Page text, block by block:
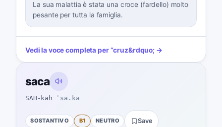
La sua malattia è stata una croce (fardello) molto
pesante per tutta la famiglia.
Vedi la voce completa per“cruz&rdquo; →
saca
SAH-kah ˈsa.ka
SOSTANTIVO B1 NEUTRO Save